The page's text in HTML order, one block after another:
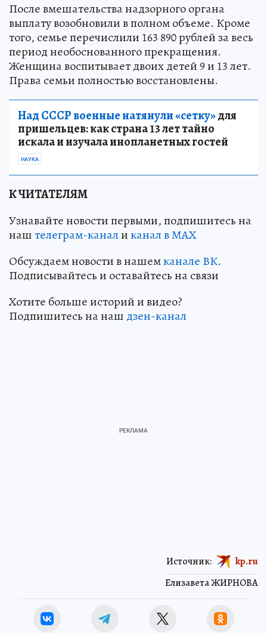
После вмешательства надзорного органа
выплату возобновили в полном объеме. Кроме
того, семье перечислили 163 890 рублей за весь
период необоснованного прекращения.
Женщина воспитывает двоих детей 9 и 13 лет.
Права семьи полностью восстановлены.
Над СССР военные натянули «сетку»для
пришельцев: как страна 13 лет тайно
искала и изучала инопланетных гостей
НАУКА
К ЧИТАТЕЛЯМ
Узнавайте новости первыми, подпишитесь на
наштелеграм-каналиканал в МАХ
Обсуждаем новости в нашемканале ВК.
Подписывайтесь и оставайтесь на связи
Хотите больше историй и видео?
Подпишитесь на наш дзен-канал
Елизавета ЖИРНОВА
Источник: kp.ru